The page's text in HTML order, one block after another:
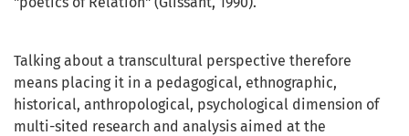
Talking about a transcultural perspective therefore
means placing it in a pedagogical, ethnographic,
historical, anthropological, psychological dimension of
multi-sited research and analysis aimed at the